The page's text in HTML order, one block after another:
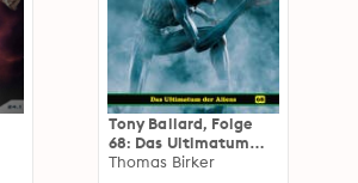
Tony Ballard, Folge
68: Das Ultimatum
der Aliens
Thomas Birker